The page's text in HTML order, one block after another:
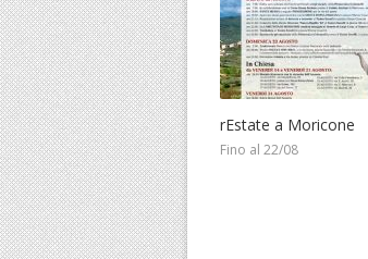
rEstate a Moricone
Fino al 22/08